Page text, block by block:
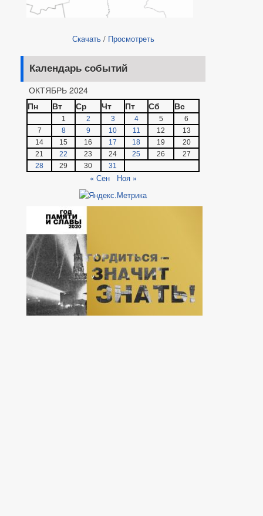
Скачать/ Просмотреть
Календарь событий
ОКТЯБРЬ 2024
Пн
Вт Ср Чт Пт Сб Вс
1 2 3 4 5
6
7
8 9 10 11 12
13
14
15 16 17 18 19
20
21
22 23 24 25 26
27
28
29 30 31
« Сен Ноя »